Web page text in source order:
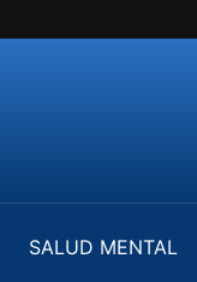
SALUD MENTAL